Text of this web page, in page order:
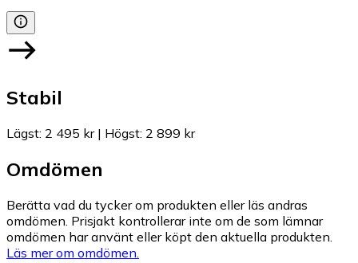
Stabil
Lägst: 2 495 kr| Högst: 2 899 kr
Omdömen
Berätta vad du tycker om produkten eller läs andras
omdömen. Prisjakt kontrollerar inte om de som lämnar
omdömen har använt eller köpt den aktuella produkten.
Läs mer om omdömen.